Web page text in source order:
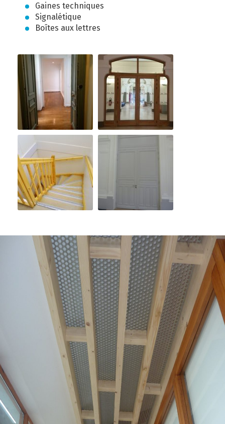
Gaines techniques
Signalétique
Boîtes aux lettres